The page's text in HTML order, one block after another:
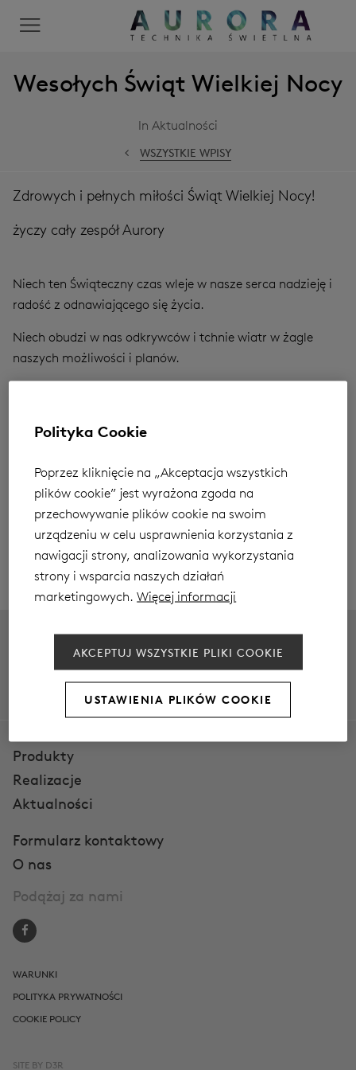
Wesołych Świąt Wielkiej Nocy
In Aktualności
WSZYSTKIE WPISY
Zdrowych i pełnych miłości Świąt Wielkiej Nocy!
życzy cały zespół Aurory
Niech ten Świąteczny czas wleje w nasze serca nadzieję i
radość z odnawiającego się życia.
Niech obudzi w nas odkrywców i tchnie wiatr w żagle
naszych możliwości i planów.
A nasza ścieżka niech prowadzi nas przez równiny
słoneczne i miłe sercu.
Zdrowych i pełnych miłości Świąt Wielkiej Nocy!
życzy cały zespół Aurory
SZERSZYM I BARDZIEJ
KAMERALNYM GRONIE
DOBREJ MARKI W
BYDGOSZCZY
Produkty
Realizacje
Aktualności
Formularz kontaktowy
O nas
Podążaj za nami
WARUNKI
POLITYKA PRYWATNOŚCI
COOKIE POLICY
SITE BY D3R
Polityka Cookie
Poprzez kliknięcie na „Akceptacja wszystkich
plików cookie” jest wyrażona zgoda na
przechowywanie plików cookie na swoim
urządzeniu w celu usprawnienia korzystania z
nawigacji strony, analizowania wykorzystania
strony i wsparcia naszych działań
marketingowych.Więcej informacji
AKCEPTUJ WSZYSTKIE PLIKI COOKIE
USTAWIENIA PLIKÓW COOKIE